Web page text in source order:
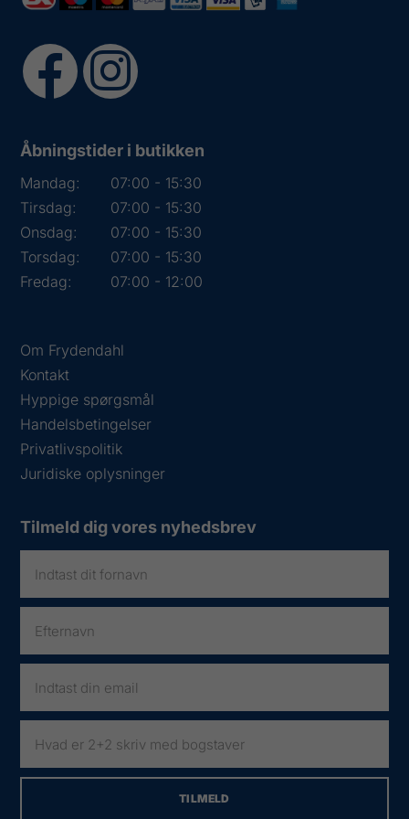
Åbningstider i butikken
Mandag:
07:00 - 15:30
Tirsdag:
07:00 - 15:30
Onsdag:
07:00 - 15:30
Torsdag:
07:00 - 15:30
Fredag:
07:00 - 12:00
Om Frydendahl
Kontakt
Hyppige spørgsmål
Handelsbetingelser
Privatlivspolitik
Juridiske oplysninger
Tilmeld dig vores nyhedsbrev